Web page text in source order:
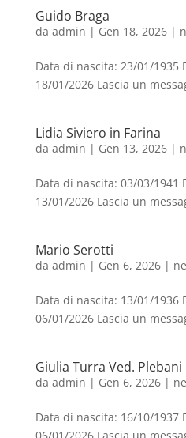
Guido Braga
da admin | Gen 18, 2026|
Data di nascita: 23/01/1935
18/01/2026 Lascia un
Lidia Siviero in Farina
da admin | Gen 13, 2026|
Data di nascita: 03/03/1941
13/01/2026 Lascia un
Mario Serotti
da admin | Gen 6, 2026|
Data di nascita: 13/01/1936
06/01/2026 Lascia un
Giulia Turra Ved. Plebani
da admin | Gen 6, 2026|
Data di nascita: 16/10/1937